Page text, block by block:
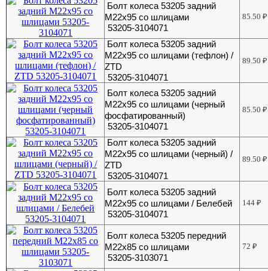
Болт колеса 53205 задний
М22х95 со шлицами
53205-3104071
85.50₽
Болт колеса 53205 задний
М22х95 со шлицами (тефлон) /
ZTD
53205-3104071
89.50₽
Болт колеса 53205 задний
М22х95 со шлицами (черный
фосфатированный)
53205-3104071
85.50₽
Болт колеса 53205 задний
М22х95 со шлицами (черный) /
ZTD
53205-3104071
89.50₽
Болт колеса 53205 задний
М22х95 со шлицами / Белебей
53205-3104071
144₽
Болт колеса 53205 передний
М22х85 со шлицами
53205-3103071
72₽